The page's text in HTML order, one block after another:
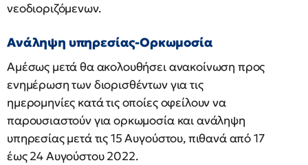
νεοδιοριζόμενων.
Ανάληψη υπηρεσίας-Ορκωμοσία
Αμέσως μετά θα ακολουθήσει ανακοίνωση προς
ενημέρωση των διορισθέντων για τις
ημερομηνίες κατά τις οποίες οφείλουν να
παρουσιαστούν για ορκωμοσία και ανάληψη
υπηρεσίας μετά τις 15 Αυγούστου, πιθανά από 17
έως 24 Αυγούστου 2022.